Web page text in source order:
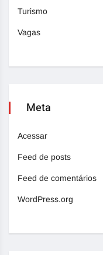
Turismo
Vagas
Meta
Acessar
Feed de posts
Feed de comentários
WordPress.org